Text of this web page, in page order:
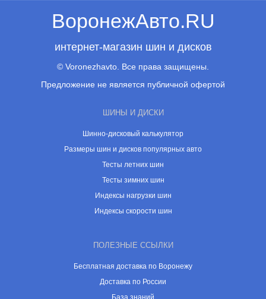
ВоронежАвто.RU
интернет-магазин шин и дисков
© Voronezhavto. Все права защищены.
Предложение не является публичной офертой
ШИНЫ И ДИСКИ
Шинно-дисковый калькулятор
Размеры шин и дисков популярных авто
Тесты летних шин
Тесты зимних шин
Индексы нагрузки шин
Индексы скорости шин
ПОЛЕЗНЫЕ ССЫЛКИ
Бесплатная доставка по Воронежу
Доставка по России
База знаний